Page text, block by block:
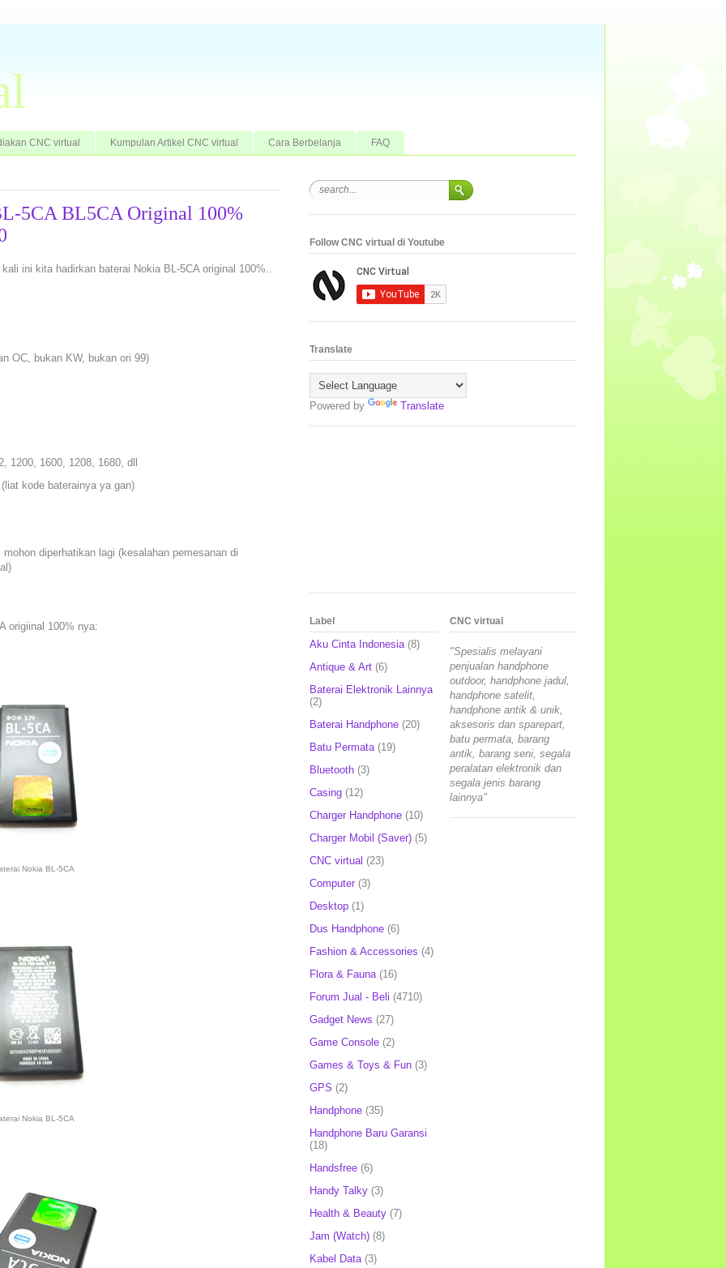
CNC virtual Kumpulan Artikel CNC virtual Cara Berbelanja FAQ
5CA BL5CA Original 100%
ini kita hadirkan baterai Nokia BL-5CA original 100%..
OC, bukan KW, bukan ori 99)
1200, 1600, 1208, 1680, dll
kode baterainya ya gan)
diperhatikan lagi (kesalahan pemesanan di
origiinal 100% nya:
Nokia BL-5CA
Nokia BL-5CA
Follow CNC virtual di Youtube
Translate
Powered by Translate
Label
Aku Cinta Indonesia (8)
Antique & Art (6)
Baterai Elektronik Lainnya
(2)
Baterai Handphone (20)
Batu Permata (19)
Bluetooth (3)
Casing (12)
Charger Handphone (10)
Charger Mobil (Saver) (5)
CNC virtual (23)
Computer (3)
Desktop (1)
Dus Handphone (6)
Fashion & Accessories (4)
Flora & Fauna (16)
Forum Jual - Beli (4710)
Gadget News (27)
Game Console (2)
Games & Toys & Fun (3)
GPS (2)
Handphone (35)
Handphone Baru Garansi
(18)
Handsfree (6)
Handy Talky (3)
Health & Beauty (7)
Jam (Watch) (8)
Kabel Data (3)
CNC virtual
"Spesialis melayani
penjualan handphone
outdoor, handphone jadul,
handphone satelit,
handphone antik & unik,
aksesoris dan sparepart,
batu permata, barang
antik, barang seni, segala
peralatan elektronik dan
segala jenis barang
lainnya"